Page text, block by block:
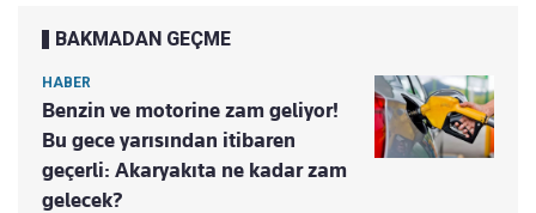
BAKMADAN GEÇME
HABER
Benzin ve motorine zam geliyor!
Bu gece yarısından itibaren
geçerli: Akaryakıta ne kadar zam
gelecek?